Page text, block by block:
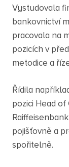
Vystudovala
bankovnictví
pracovala na
pozicích v
metodice a
Řídila
pozici Head
pojišťovně a
spořitelně.